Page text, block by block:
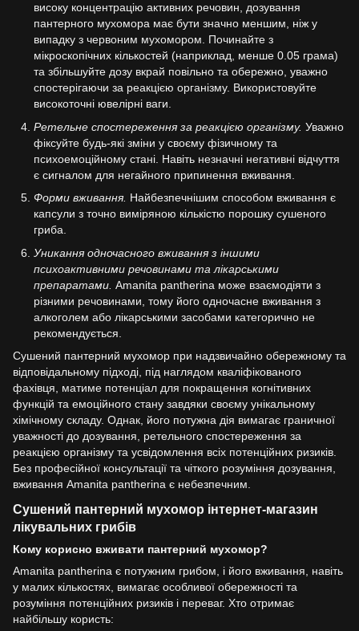
високу концентрацію активних речовин, дозування
пантерного мухомора має бути значно меншим, ніж у
випадку з червоним мухомором. Починайте з
мікроскопічних кількостей (наприклад, менше 0.05 грама)
та збільшуйте дозу вкрай повільно та обережно, уважно
спостерігаючи за реакцією організму. Використовуйте
високоточні ювелірні ваги.
Ретельне спостереження за реакцією організму. Уважно
фіксуйте будь-які зміни у своєму фізичному та
психоемоційному стані. Навіть незначні негативні відчуття
є сигналом для негайного припинення вживання.
Форми вживання. Найбезпечнішим способом вживання є
капсули з точно виміряною кількістю порошку сушеного
гриба.
Уникання одночасного вживання з іншими
психоактивними речовинами та лікарськими
препаратами. Amanita pantherina може взаємодіяти з
різними речовинами, тому його одночасне вживання з
алкоголем або лікарськими засобами категорично не
рекомендується.
Сушений пантерний мухомор при надзвичайно обережному та
відповідальному підході, під наглядом кваліфікованого
фахівця, матиме потенціал для покращення когнітивних
функцій та емоційного стану завдяки своєму унікальному
хімічному складу. Однак, його потужна дія вимагає граничної
уважності до дозування, ретельного спостереження за
реакцією організму та усвідомлення всіх потенційних ризиків.
Без професійної консультації та чіткого розуміння дозування,
вживання Amanita pantherina є небезпечним.
Сушений пантерний мухомор інтернет-магазин
лікувальних грибів
Кому корисно вживати пантерний мухомор?
Amanita pantherina є потужним грибом, і його вживання, навіть
у малих кількостях, вимагає особливої обережності та
розуміння потенційних ризиків і переваг. Хто отримає
найбільшу користь: